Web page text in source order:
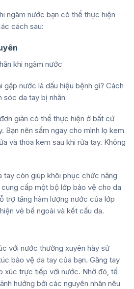
ngâm nước bạn có thể thực hiện
cách sau:
gặp nước là dấu hiệu bệnh gì? Cách
sóc da tay bị nhăn
giản có thể thực hiện ở bất cứ
Bạn nên sắm ngay cho mình lọ kem
và thoa kem sau khi rửa tay. Không
tay còn giúp khôi phục chức năng
cấp một bộ lớp bảo vệ cho da
trợ tăng hàm lượng nước của lớp
vẻ bề ngoài và kết cấu da.
với nước thường xuyên hãy sử
bảo vệ da tay của bạn. Găng tay
xúc trực tiếp với nước. Nhờ đó, tế
hưởng bởi các nguyên nhân nêu